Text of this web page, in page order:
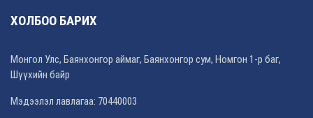
ХОЛБОО БАРИХ
Монгол Улс, Баянхонгор аймаг, Баянхонгор сум, Номгон 1-р баг,
Шүүхийн байр
Мэдээлэл лавлагаа: 70440003